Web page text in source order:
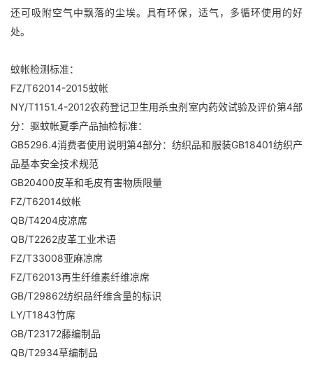
还可吸附空气中飘落的尘埃。具有环保，适气，多循环使用的好
处。
蚊帐检测标准：
FZ/T62014-2015蚊帐
NY/T1151.4-2012农药登记卫生用杀虫剂室内药效试验及评价第4部
分：驱蚊帐夏季产品抽检标准：
GB5296.4消费者使用说明第4部分：纺织品和服装GB18401纺织产
品基本安全技术规范
GB20400皮革和毛皮有害物质限量
FZ/T62014蚊帐
QB/T4204皮凉席
QB/T2262皮革工业术语
FZ/T33008亚麻凉席
FZ/T62013再生纤维素纤维凉席
GB/T29862纺织品纤维含量的标识
LY/T1843竹席
GB/T23172藤编制品
QB/T2934草编制品